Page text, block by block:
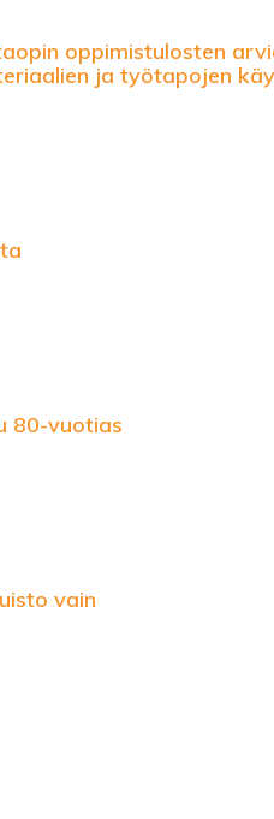
oppimistulosten
ja työtapojen
80-vuotias
vain